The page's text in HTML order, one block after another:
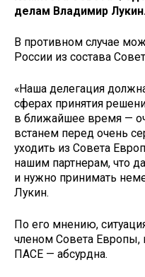
делам Владимир Лукин.
В противном случае
России из состава
«Наша делегация
сферах принятия
в ближайшее время —
встанем перед очень
уходить из Совета
нашим партнерам, что
и нужно принимать
Лукин.
По его мнению,
членом Совета Европы,
ПАСЕ — абсурдна.